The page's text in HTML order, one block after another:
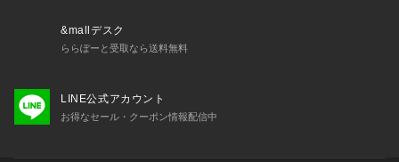
【Country of origin】
原産国：MADE IN JAPAN
&mallデスク
ららぽーと受取なら送料無料
LINE公式アカウント
お得なセール・クーポン情報配信中